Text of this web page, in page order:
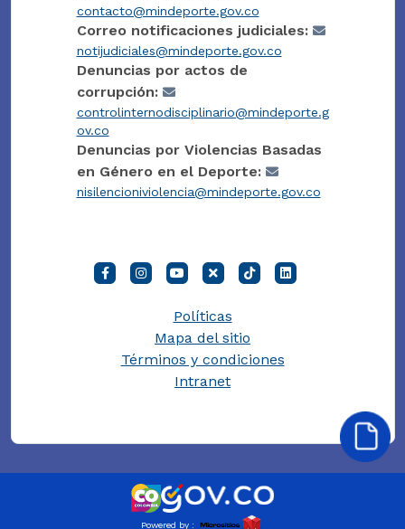
contacto@mindeporte.gov.co
Correo notificaciones judiciales:
notijudiciales@mindeporte.gov.co
Denuncias por actos de
corrupción:
controlinternodisciplinario@mindeporte.g
ov.co
Denuncias por Violencias Basadas
en Género en el Deporte:
nisilencioniviolencia@mindeporte.gov.co
Políticas
Mapa del sitio
Términos y condiciones
Intranet
Powered by :